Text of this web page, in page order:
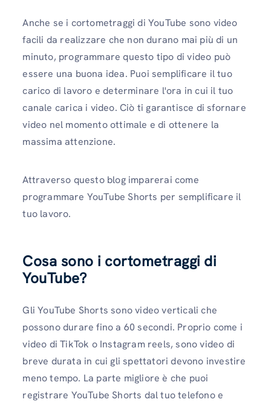
Anche se i cortometraggi di YouTube sono video
facili da realizzare che non durano mai più di un
minuto, programmare questo tipo di video può
essere una buona idea. Puoi semplificare il tuo
carico di lavoro e determinare l'ora in cui il tuo
canale carica i video. Ciò ti garantisce di sfornare
video nel momento ottimale e di ottenere la
massima attenzione.
Attraverso questo blog imparerai come
programmare YouTube Shorts per semplificare il
tuo lavoro.
Cosa sono i cortometraggi di
YouTube?
Gli YouTube Shorts sono video verticali che
possono durare fino a 60 secondi. Proprio come i
video di TikTok o Instagram reels, sono video di
breve durata in cui gli spettatori devono investire
meno tempo. La parte migliore è che puoi
registrare YouTube Shorts dal tuo telefono e